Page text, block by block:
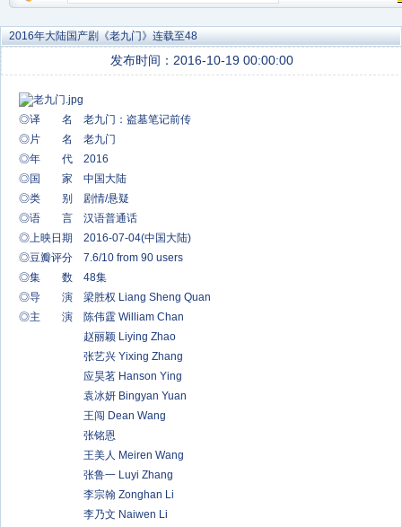
2016年大陆国产剧《老九门》连载至48
发布时间：2016-10-19 00:00:00
◎译 名 老九门：盗墓笔记前传
◎片 名 老九门
◎年 代 2016
◎国 家 中国大陆
◎类 别 剧情/悬疑
◎语 言 汉语普通话
◎上映日期 2016-07-04(中国大陆)
◎豆瓣评分 7.6/10 from 90 users
◎集 数 48集
◎导 演 梁胜权 Liang Sheng Quan
◎主 演 陈伟霆 William Chan
赵丽颖 Liying Zhao
张艺兴 Yixing Zhang
应昊茗 Hanson Ying
袁冰妍 Bingyan Yuan
王闯 Dean Wang
张铭恩
王美人 Meiren Wang
张鲁一 Luyi Zhang
李宗翰 Zonghan Li
李乃文 Naiwen Li